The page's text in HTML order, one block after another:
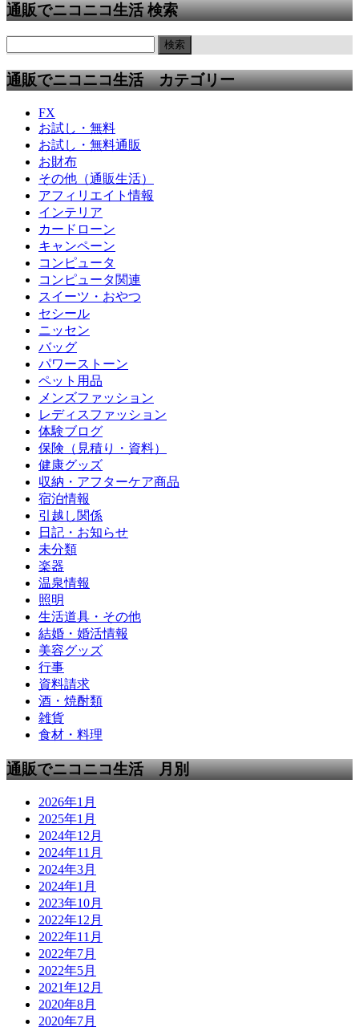
通販でニコニコ生活 検索
通販でニコニコ生活 カテゴリー
FX
お試し・無料
お試し・無料通販
お財布
その他（通販生活）
アフィリエイト情報
インテリア
カードローン
キャンペーン
コンピュータ
コンピュータ関連
スイーツ・おやつ
セシール
ニッセン
バッグ
パワーストーン
ペット用品
メンズファッション
レディスファッション
体験ブログ
保険（見積り・資料）
健康グッズ
収納・アフターケア商品
宿泊情報
引越し関係
日記・お知らせ
未分類
楽器
温泉情報
照明
生活道具・その他
結婚・婚活情報
美容グッズ
行事
資料請求
酒・焼酎類
雑貨
食材・料理
通販でニコニコ生活 月別
2026年1月
2025年1月
2024年12月
2024年11月
2024年3月
2024年1月
2023年10月
2022年12月
2022年11月
2022年7月
2022年5月
2021年12月
2020年8月
2020年7月